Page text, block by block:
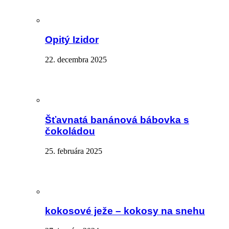
Opitý Izidor
22. decembra 2025
Šťavnatá banánová bábovka s
čokoládou
25. februára 2025
kokosové ježe – kokosy na snehu